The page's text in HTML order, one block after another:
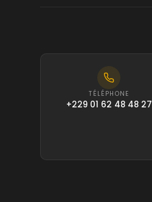
TÉLÉPHONE
+229 01 62 48 48 27